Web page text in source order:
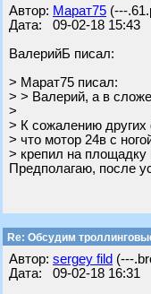
Автор: Марат75 (---
Дата: 09-02-18 15:43
ВалерийБ писал:
> Марат75 писал:
> > Валерий, а в
>
> К сожалению других
> что мотор 24в с
> крепил на
Предполагаю, после
Re: Обсудим
Автор: sergey fild (---
Дата: 09-02-18 16:31